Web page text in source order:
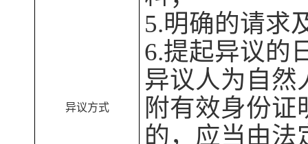
异议方式
5.明确的请求
6.提起异议的
异议人为自然
附有效身份
的，应当由法